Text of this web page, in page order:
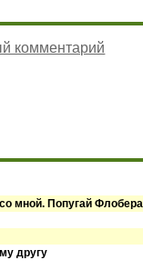
комментарий
мной. Попугай Флобера
другу